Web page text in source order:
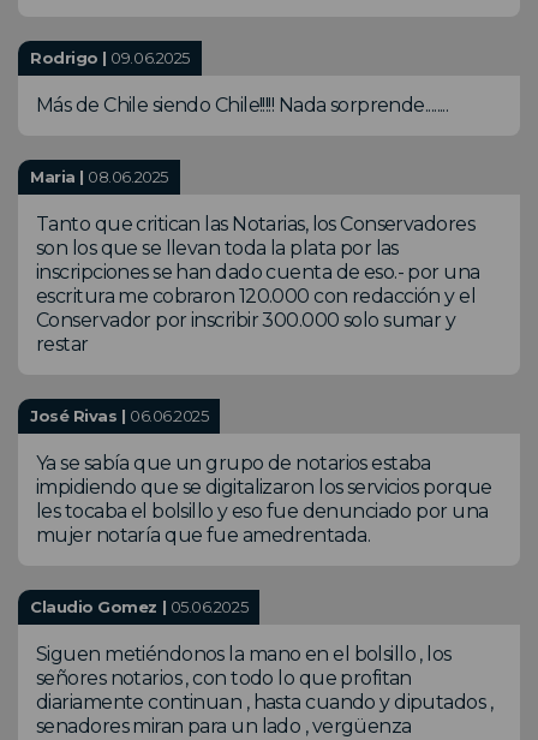
Rodrigo | 09.06.2025
Más de Chile siendo Chile!!!!! Nada sorprende........
Maria | 08.06.2025
Tanto que critican las Notarias, los Conservadores
son los que se llevan toda la plata por las
inscripciones se han dado cuenta de eso.- por una
escritura me cobraron 120.000 con redacción y el
Conservador por inscribir 300.000 solo sumar y
restar
José Rivas | 06.06.2025
Ya se sabía que un grupo de notarios estaba
impidiendo que se digitalizaron los servicios porque
les tocaba el bolsillo y eso fue denunciado por una
mujer notaría que fue amedrentada.
Claudio Gomez | 05.06.2025
Siguen metiéndonos la mano en el bolsillo , los
señores notarios , con todo lo que profitan
diariamente continuan , hasta cuando y diputados ,
senadores miran para un lado , vergüenza